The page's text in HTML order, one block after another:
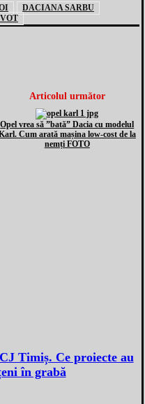
DACIANA SARBU
VOT
Articolul următor
Opel vrea să ”bată” Dacia cu modelul
Cum arată mașina low-cost de la
nemți FOTO
Timiș. Ce proiecte au
în grabă